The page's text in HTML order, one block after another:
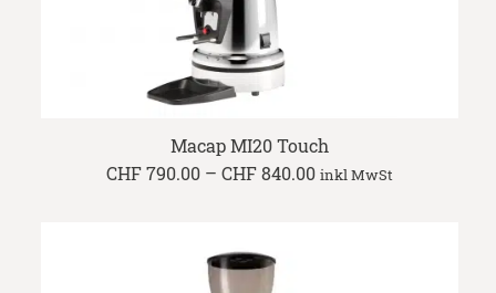
Macap MI20 Touch
CHF790.00 – CHF840.00Price
range:
inkl MwSt